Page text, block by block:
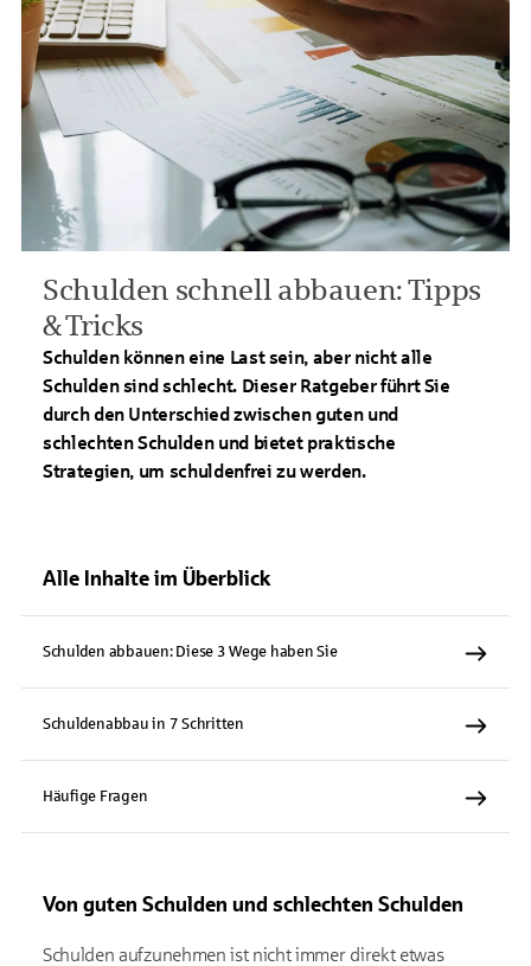
Schulden schnell abbauen: Tipps
& Tricks
Schulden können eine Last sein, aber nicht alle
Schulden sind schlecht. Dieser Ratgeber führt Sie
durch den Unterschied zwischen guten und
schlechten Schulden und bietet praktische
Strategien, um schuldenfrei zu werden.
Alle Inhalte im Überblick
Schulden abbauen: Diese 3 Wege haben Sie
Schuldenabbau in 7 Schritten
Häufige Fragen
Von guten Schulden und schlechten Schulden
Schulden aufzunehmen ist nicht immer direkt etwas